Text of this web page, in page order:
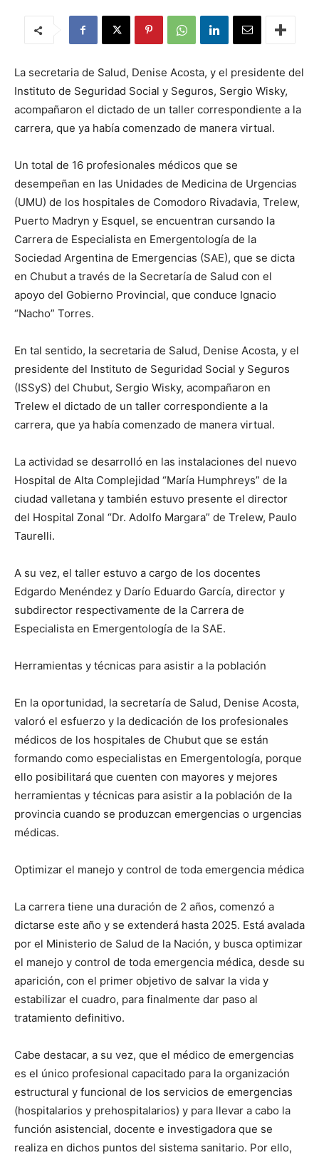
La secretaria de Salud, Denise Acosta, y el presidente del
Instituto de Seguridad Social y Seguros, Sergio Wisky,
acompañaron el dictado de un taller correspondiente a la
carrera, que ya había comenzado de manera virtual.
Un total de 16 profesionales médicos que se
desempeñan en las Unidades de Medicina de Urgencias
(UMU) de los hospitales de Comodoro Rivadavia, Trelew,
Puerto Madryn y Esquel, se encuentran cursando la
Carrera de Especialista en Emergentología de la
Sociedad Argentina de Emergencias (SAE), que se dicta
en Chubut a través de la Secretaría de Salud con el
apoyo del Gobierno Provincial, que conduce Ignacio
“Nacho” Torres.
En tal sentido, la secretaria de Salud, Denise Acosta, y el
presidente del Instituto de Seguridad Social y Seguros
(ISSyS) del Chubut, Sergio Wisky, acompañaron en
Trelew el dictado de un taller correspondiente a la
carrera, que ya había comenzado de manera virtual.
La actividad se desarrolló en las instalaciones del nuevo
Hospital de Alta Complejidad “María Humphreys” de la
ciudad valletana y también estuvo presente el director
del Hospital Zonal “Dr. Adolfo Margara” de Trelew, Paulo
Taurelli.
A su vez, el taller estuvo a cargo de los docentes
Edgardo Menéndez y Darío Eduardo García, director y
subdirector respectivamente de la Carrera de
Especialista en Emergentología de la SAE.
Herramientas y técnicas para asistir a la población
En la oportunidad, la secretaría de Salud, Denise Acosta,
valoró el esfuerzo y la dedicación de los profesionales
médicos de los hospitales de Chubut que se están
formando como especialistas en Emergentología, porque
ello posibilitará que cuenten con mayores y mejores
herramientas y técnicas para asistir a la población de la
provincia cuando se produzcan emergencias o urgencias
médicas.
Optimizar el manejo y control de toda emergencia médica
La carrera tiene una duración de 2 años, comenzó a
dictarse este año y se extenderá hasta 2025. Está avalada
por el Ministerio de Salud de la Nación, y busca optimizar
el manejo y control de toda emergencia médica, desde su
aparición, con el primer objetivo de salvar la vida y
estabilizar el cuadro, para finalmente dar paso al
tratamiento definitivo.
Cabe destacar, a su vez, que el médico de emergencias
es el único profesional capacitado para la organización
estructural y funcional de los servicios de emergencias
(hospitalarios y prehospitalarios) y para llevar a cabo la
función asistencial, docente e investigadora que se
realiza en dichos puntos del sistema sanitario. Por ello,